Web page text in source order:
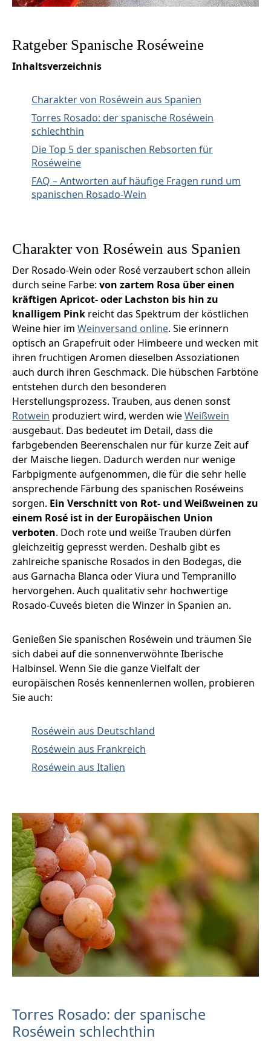
Ratgeber Spanische Roséweine
Inhaltsverzeichnis
Charakter von Roséwein aus Spanien
Torres Rosado: der spanische Roséwein
schlechthin
Die Top 5 der spanischen Rebsorten für
Roséweine
FAQ – Antworten auf häufige Fragen rund um
spanischen Rosado-Wein
Charakter von Roséwein aus Spanien
Der Rosado-Wein oder Rosé verzaubert schon allein
durch seine Farbe: von zartem Rosa über einen
kräftigen Apricot- oder Lachston bis hin zu
knalligem Pink reicht das Spektrum der köstlichen
Weine hier im Weinversand online. Sie erinnern
optisch an Grapefruit oder Himbeere und wecken mit
ihren fruchtigen Aromen dieselben Assoziationen
auch durch ihren Geschmack. Die hübschen Farbtöne
entstehen durch den besonderen
Herstellungsprozess. Trauben, aus denen sonst
Rotwein produziert wird, werden wieWeißwein
ausgebaut. Das bedeutet im Detail, dass die
farbgebenden Beerenschalen nur für kurze Zeit auf
der Maische liegen. Dadurch werden nur wenige
Farbpigmente aufgenommen, die für die sehr helle
ansprechende Färbung des spanischen Roséweins
sorgen. Ein Verschnitt von Rot- und Weißweinen zu
einem Rosé ist in der Europäischen Union
verboten. Doch rote und weiße Trauben dürfen
gleichzeitig gepresst werden. Deshalb gibt es
zahlreiche spanische Rosados in den Bodegas, die
aus Garnacha Blanca oder Viura und Tempranillo
hervorgehen. Auch qualitativ sehr hochwertige
Rosado-Cuveés bieten die Winzer in Spanien an.
Genießen Sie spanischen Roséwein und träumen Sie
sich dabei auf die sonnenverwöhnte Iberische
Halbinsel. Wenn Sie die ganze Vielfalt der
europäischen Rosés kennenlernen wollen, probieren
Sie auch:
Roséwein aus Deutschland
Roséwein aus Frankreich
Roséwein aus Italien
Torres Rosado: der spanische
Roséwein schlechthin